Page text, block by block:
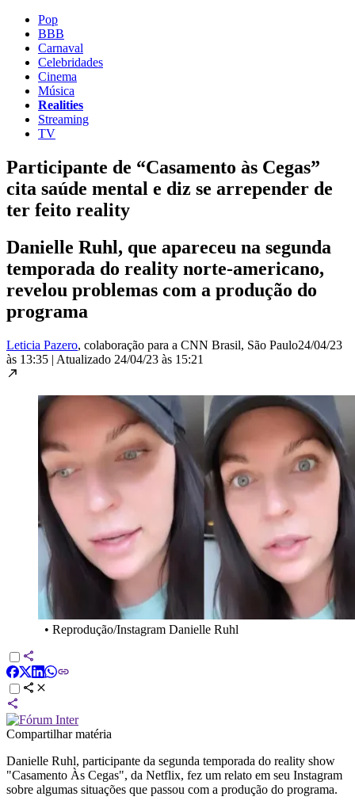
Pop
BBB
Carnaval
Celebridades
Cinema
Música
Realities
Streaming
TV
Participante de “Casamento às Cegas”
cita saúde mental e diz se arrepender de
ter feito reality
Danielle Ruhl, que apareceu na segunda
temporada do reality norte-americano,
revelou problemas com a produção do
programa
Leticia Pazero, colaboração para a CNN Brasil, São Paulo24/04/23
às 13:35 | Atualizado 24/04/23 às 15:21
• Reprodução/Instagram Danielle Ruhl
Compartilhar matéria
Danielle Ruhl, participante da segunda temporada do reality show
"Casamento Às Cegas", da Netflix, fez um relato em seu Instagram
sobre algumas situações que passou com a produção do programa.